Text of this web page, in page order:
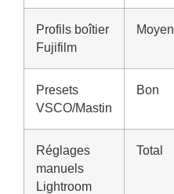
Profils boîtier
Fujifilm
Moyen
Presets
VSCO/Mastin
Bon
Réglages
manuels
Lightroom
Total